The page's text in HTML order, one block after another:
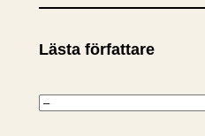
Lästa författare
K